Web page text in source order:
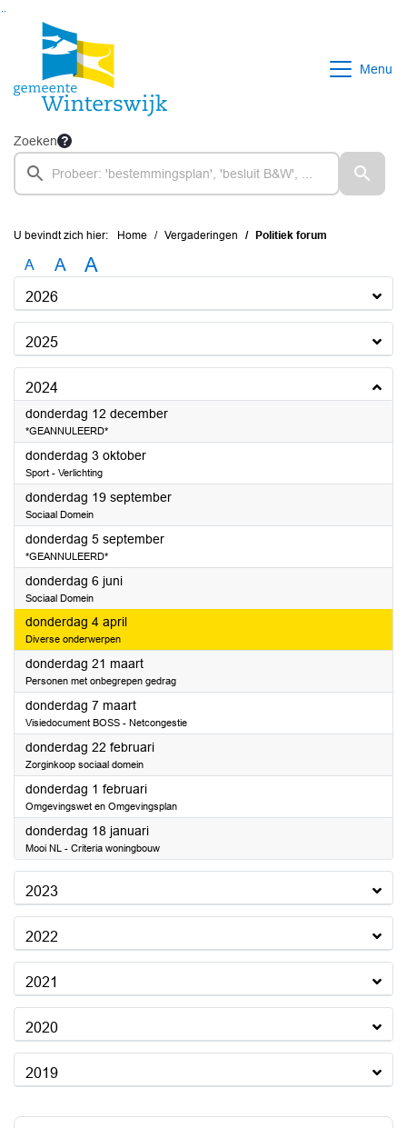
Ga naar de inhoud van deze pagina
Ga naar het zoeken
Ga naar het menu
Menu
Zoeken
U bevindt zich hier: Home Vergaderingen Politiek forum
A A A
2026
2025
2024
donderdag 12 december2024
*GEANNULEERD*
donderdag 3 oktober2024
Sport - Verlichting
donderdag 19 september2024
Sociaal Domein
donderdag 5 september2024
*GEANNULEERD*
donderdag 6 juni2024
Sociaal Domein
donderdag 4 april2024
Diverse onderwerpen
donderdag 21 maart2024
Personen met onbegrepen gedrag
donderdag 7 maart2024
Visiedocument BOSS - Netcongestie
donderdag 22 februari2024
Zorginkoop sociaal domein
donderdag 1 februari2024
Omgevingswet en Omgevingsplan
donderdag 18 januari2024
Mooi NL - Criteria woningbouw
2023
2022
2021
2020
2019